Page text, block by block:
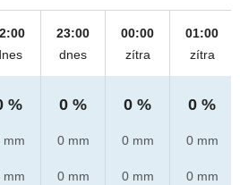
%
mm
mm
23:00
dnes
0 %
0 mm
0 mm
00:00
zítra
0 %
0 mm
0 mm
01:00
zítra
0 %
0 mm
0 mm